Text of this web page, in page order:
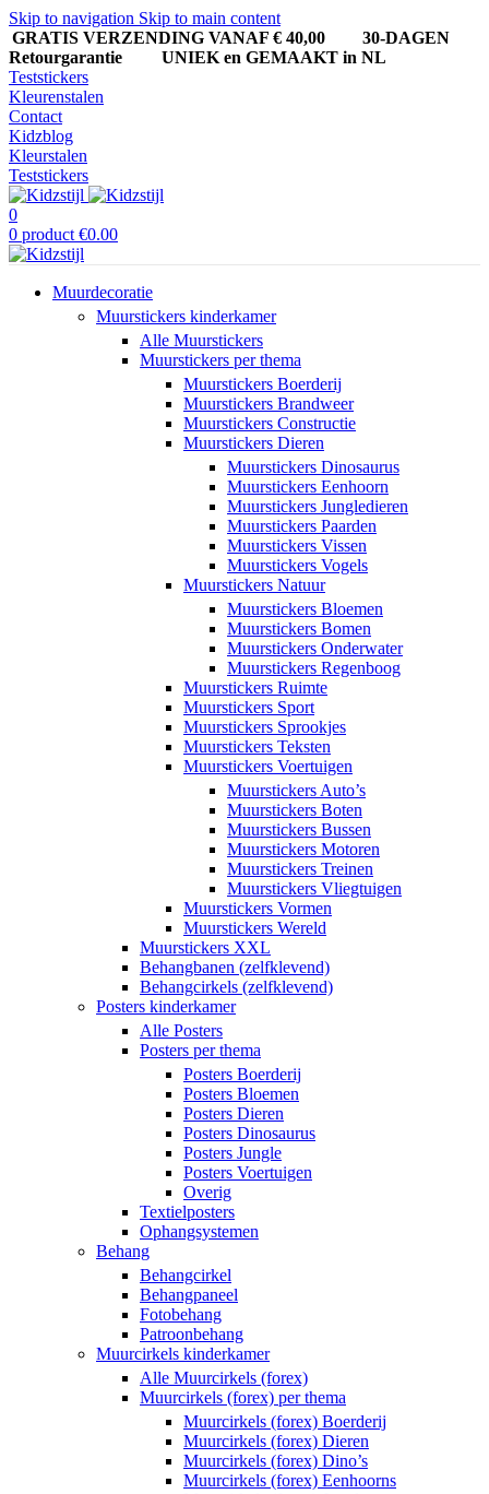
Skip to navigation Skip to main content
GRATIS VERZENDING VANAF € 40,00
30-DAGEN
Retourgarantie UNIEK en GEMAAKT in NL
Teststickers
Kleurenstalen
Contact
Kidzblog
Kleurstalen
Teststickers
0
0 product €0.00
Muurdecoratie
Muurstickers kinderkamer
Alle Muurstickers
Muurstickers per thema
Muurstickers Boerderij
Muurstickers Brandweer
Muurstickers Constructie
Muurstickers Dieren
Muurstickers Dinosaurus
Muurstickers Eenhoorn
Muurstickers Jungledieren
Muurstickers Paarden
Muurstickers Vissen
Muurstickers Vogels
Muurstickers Natuur
Muurstickers Bloemen
Muurstickers Bomen
Muurstickers Onderwater
Muurstickers Regenboog
Muurstickers Ruimte
Muurstickers Sport
Muurstickers Sprookjes
Muurstickers Teksten
Muurstickers Voertuigen
Muurstickers Auto’s
Muurstickers Boten
Muurstickers Bussen
Muurstickers Motoren
Muurstickers Treinen
Muurstickers Vliegtuigen
Muurstickers Vormen
Muurstickers Wereld
Muurstickers XXL
Behangbanen (zelfklevend)
Behangcirkels (zelfklevend)
Posters kinderkamer
Alle Posters
Posters per thema
Posters Boerderij
Posters Bloemen
Posters Dieren
Posters Dinosaurus
Posters Jungle
Posters Voertuigen
Overig
Textielposters
Ophangsystemen
Behang
Behangcirkel
Behangpaneel
Fotobehang
Patroonbehang
Muurcirkels kinderkamer
Alle Muurcirkels (forex)
Muurcirkels (forex) per thema
Muurcirkels (forex) Boerderij
Muurcirkels (forex) Dieren
Muurcirkels (forex) Dino’s
Muurcirkels (forex) Eenhoorns